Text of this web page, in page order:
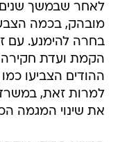
לאחר שבמשך שנים
מובהק, בכמה
בחרה להימנע. עם
הקמת ועדת
ההודים הצביעו
למרות זאת, במשרד
את שינוי המגמה